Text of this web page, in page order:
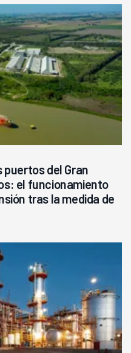
puertos del Gran
el funcionamiento
tras la medida de